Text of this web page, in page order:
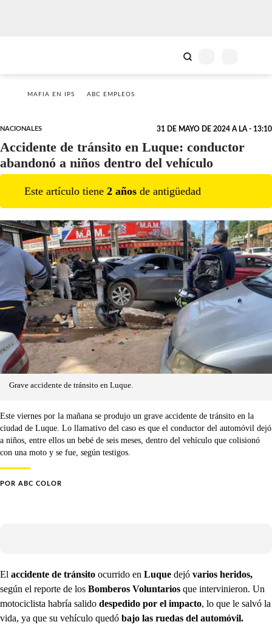
MAFIA EN IPS ABC EMPLEOS
NACIONALES 31 DE MAYO DE 2024 A LA - 13:10
Accidente de tránsito en Luque: conductor
abandonó a niños dentro del vehículo
Este artículo tiene 2 años de antigüedad
Grave accidente de tránsito en Luque.
Este viernes por la mañana se produjo un grave accidente de tránsito en la
ciudad de Luque. Lo llamativo del caso es que el conductor del automóvil dejó
a niños, entre ellos un bebé de seis meses, dentro del vehículo que colisionó
con una moto y se fue, según testigos.
POR ABC COLOR
El accidente de tránsito ocurrido en Luque dejó varios heridos,
según el reporte de los Bomberos Voluntarios que intervinieron. Un
motociclista habría salido despedido por el impacto, lo que le salvó la
vida, ya que su vehículo quedó bajo las ruedas del automóvil.